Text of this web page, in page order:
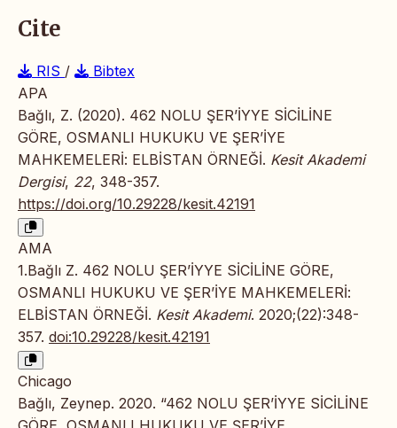
Cite
RIS /
Bibtex
APA
Bağlı, Z. (2020). 462 NOLU ŞER’İYYE SİCİLİNE
GÖRE, OSMANLI HUKUKU VE ŞER’İYE
MAHKEMELERİ: ELBİSTAN ÖRNEĞİ. Kesit Akademi
Dergisi, 22, 348-357.
https://doi.org/10.29228/kesit.42191
AMA
1.Bağlı Z. 462 NOLU ŞER’İYYE SİCİLİNE GÖRE,
OSMANLI HUKUKU VE ŞER’İYE MAHKEMELERİ:
ELBİSTAN ÖRNEĞİ. Kesit Akademi. 2020;(22):348-
357. doi:10.29228/kesit.42191
Chicago
Bağlı, Zeynep. 2020. “462 NOLU ŞER’İYYE SİCİLİNE